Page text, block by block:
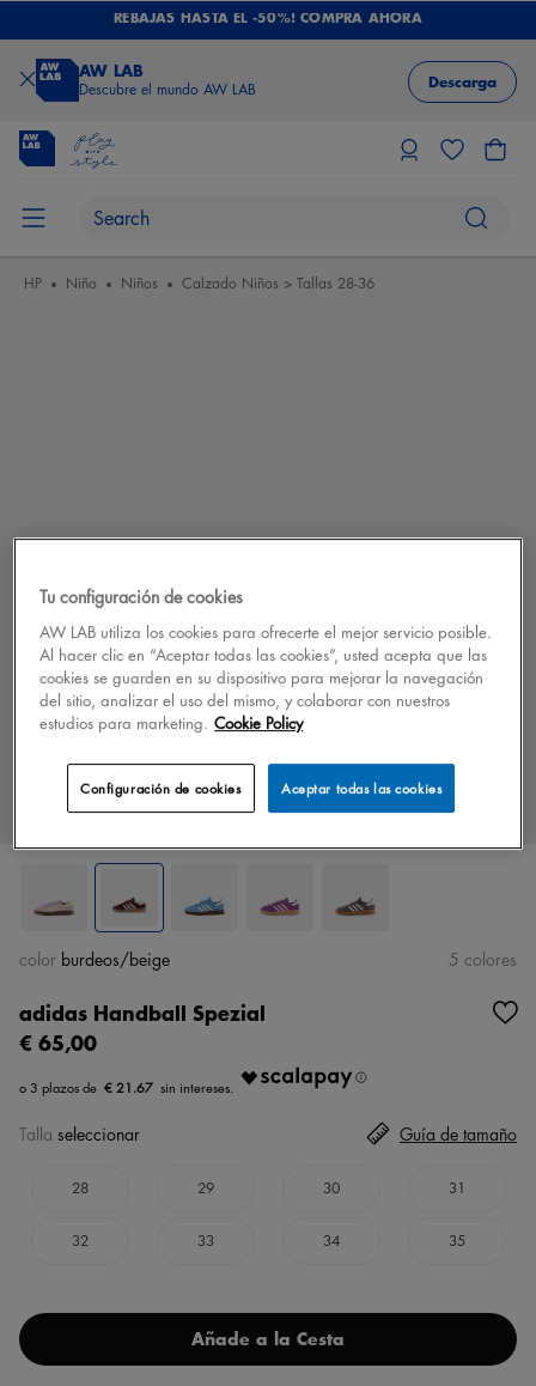
REBAJAS HASTA EL -50%! COMPRA AHORA
AW LAB
Descubre el mundo AW LAB Descarga
HP Niño Niños Calzado Niños > Tallas 28-36
adidas Handball Spezial
€ 65,00
€ 21.67
color burdeos/beige 5 colores
Talla seleccionar
28 29 30 31
32 33 34 35
Guía de tamaño
Añade a la Cesta
Tu configuración de cookies
AW LAB utiliza los cookies para ofrecerte el mejor servicio posible.
Al hacer clic en “Aceptar todas las cookies”, usted acepta que las
cookies se guarden en su dispositivo para mejorar la navegación
del sitio, analizar el uso del mismo, y colaborar con nuestros
estudios para marketing. Cookie Policy
Aceptar todas las cookies
Configuración de cookies